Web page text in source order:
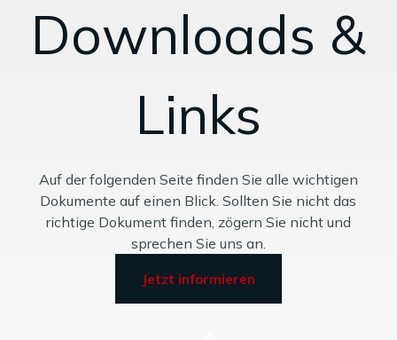
Downloads &
Links
Auf der folgenden Seite finden Sie alle wichtigen
Dokumente auf einen Blick. Sollten Sie nicht das
richtige Dokument finden, zögern Sie nicht und
sprechen Sie uns an.
Jetzt informieren